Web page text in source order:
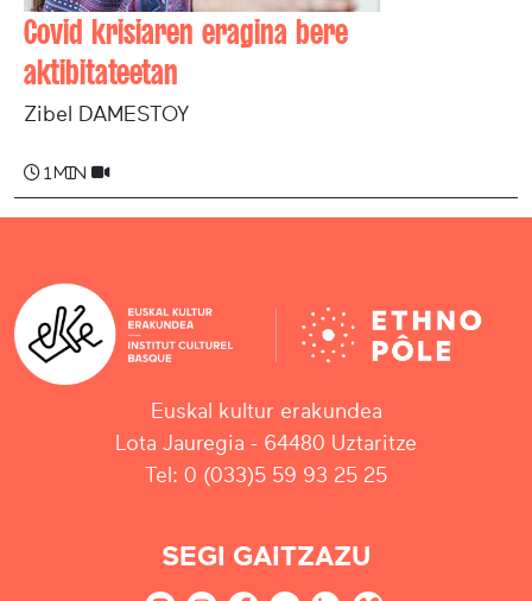
Covid krisiaren eragina bere
aktibitateetan
Zibel DAMESTOY
1 min
Euskal kultur erakundea
Lota Jauregia - 64480 Uztaritze
Tel: 0 (033)5 59 93 25 25
SEGI GAITZAZU